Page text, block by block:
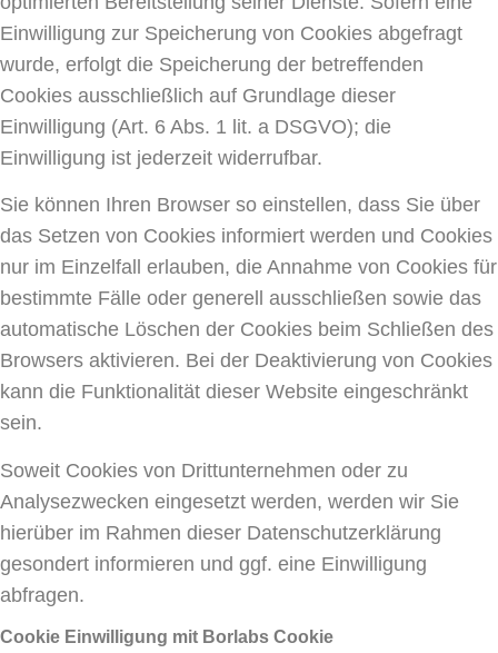
Einwilligung zur Speicherung von Cookies abgefragt
wurde, erfolgt die Speicherung der betreffenden
Cookies ausschließlich auf Grundlage dieser
Einwilligung (Art. 6 Abs. 1 lit. a DSGVO); die
Einwilligung ist jederzeit widerrufbar.
Sie können Ihren Browser so einstellen, dass Sie über
das Setzen von Cookies informiert werden und Cookies
nur im Einzelfall erlauben, die Annahme von Cookies für
bestimmte Fälle oder generell ausschließen sowie das
automatische Löschen der Cookies beim Schließen des
Browsers aktivieren. Bei der Deaktivierung von Cookies
kann die Funktionalität dieser Website eingeschränkt
sein.
Soweit Cookies von Drittunternehmen oder zu
Analysezwecken eingesetzt werden, werden wir Sie
hierüber im Rahmen dieser Datenschutzerklärung
gesondert informieren und ggf. eine Einwilligung
abfragen.
Cookie Einwilligung mit Borlabs Cookie